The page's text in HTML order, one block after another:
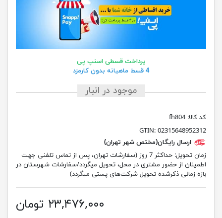
پرداخت قسطی اسنپ پی
4 قسط ماهیانه بدون کارمزد
موجود در انبار
کد کالا: fh804
GTIN: 02315648952312
ارسال رایگان(مختص شهر تهران)
زمان تحویل:
حداکثر 7 روز (سفارشات تهران، پس از تماس تلفنی جهت
اطمینان از حضور مشتری در محل، تحویل میگردد/سفارشات شهرستان در
بازه زمانی ذکرشده تحویل شرکت‌های پستی میگردد)
۲۳,۴۷۶,۰۰۰ تومان